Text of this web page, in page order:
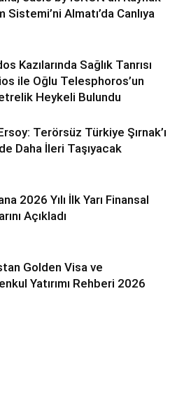
Sistemi’ni Almatı’da Canlıya
Kazılarında Sağlık Tanrısı
ile Oğlu Telesphoros’un
Heykeli Bulundu
Terörsüz Türkiye Şırnak’ı
Daha İleri Taşıyacak
2026 Yılı İlk Yarı Finansal
Açıkladı
Golden Visa ve
Yatırımı Rehberi 2026